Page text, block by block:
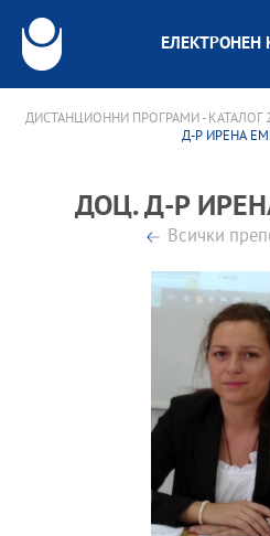
ЕЛЕКТРОНЕН
ДИСТАНЦИОННИ ПРОГРАМИ - КАТАЛОГ
Д-Р ИРЕНА
ДОЦ. Д-Р
Всички